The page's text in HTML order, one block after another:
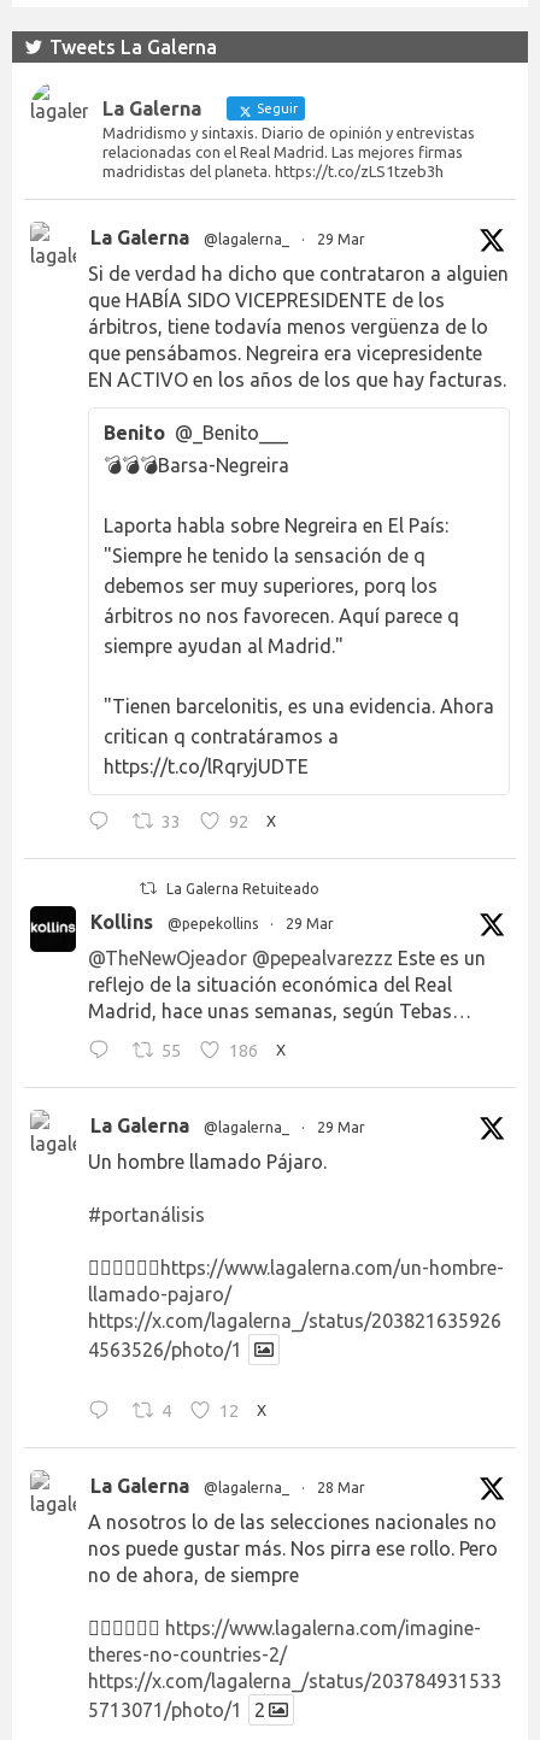
Tweets La Galerna
La Galerna Seguir
Madridismo y sintaxis. Diario de opinión y entrevistas
relacionadas con el Real Madrid. Las mejores firmas
madridistas del planeta. https://t.co/zLS1tzeb3h
La Galerna @lagalerna_ · 29 Mar
Si de verdad ha dicho que contrataron a alguien
que HABÍA SIDO VICEPRESIDENTE de los
árbitros, tiene todavía menos vergüenza de lo
que pensábamos. Negreira era vicepresidente
EN ACTIVO en los años de los que hay facturas.
Benito @_Benito___
💣💣💣Barsa-Negreira
Laporta habla sobre Negreira en El País:
"Siempre he tenido la sensación de q
debemos ser muy superiores, porq los
árbitros no nos favorecen. Aquí parece q
siempre ayudan al Madrid."
"Tienen barcelonitis, es una evidencia. Ahora
critican q contratáramos a
https://t.co/lRqryjUDTE
33 92 X
La Galerna Retuiteado
Kollins @pepekollins · 29 Mar
@TheNewOjeador @pepealvarezzz Este es un
reflejo de la situación económica del Real
Madrid, hace unas semanas, según Tebas…
55 186 X
La Galerna @lagalerna_ · 29 Mar
Un hombre llamado Pájaro.
#portanálisis
👉🏻👉🏻👉🏻 https://www.lagalerna.com/un-hombre-
llamado-pajaro/
https://x.com/lagalerna_/status/203821635926
4563526/photo/1
4 12 X
La Galerna @lagalerna_ · 28 Mar
A nosotros lo de las selecciones nacionales no
nos puede gustar más. Nos pirra ese rollo. Pero
no de ahora, de siempre
👉🏻👉🏻👉🏻 https://www.lagalerna.com/imagine-
theres-no-countries-2/
https://x.com/lagalerna_/status/203784931533
5713071/photo/1
2